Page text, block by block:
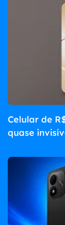
Celular de
quase